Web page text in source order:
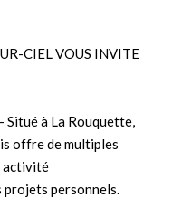
CIEL VOUS INVITE
Situé à La Rouquette,
offre de multiples
activité
personnels.